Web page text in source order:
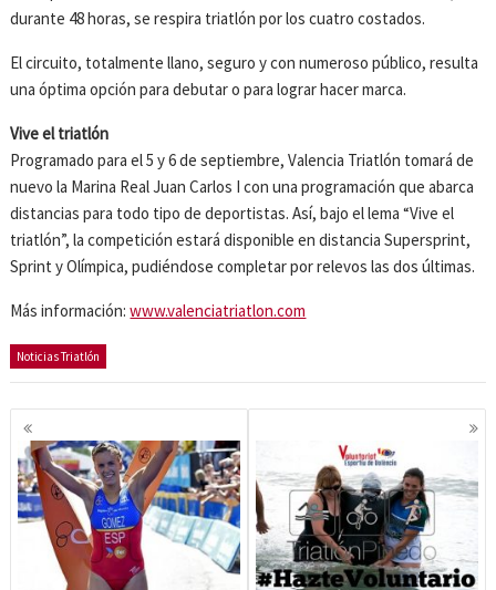
durante 48 horas, se respira triatlón por los cuatro costados.
El circuito, totalmente llano, seguro y con numeroso público, resulta
una óptima opción para debutar o para lograr hacer marca.
Vive el triatlón
Programado para el 5 y 6 de septiembre, Valencia Triatlón tomará de
nuevo la Marina Real Juan Carlos I con una programación que abarca
distancias para todo tipo de deportistas. Así, bajo el lema “Vive el
triatlón”, la competición estará disponible en distancia Supersprint,
Sprint y Olímpica, pudiéndose completar por relevos las dos últimas.
Más información:www.valenciatriatlon.com
Noticias Triatlón
Navegación
de
entradas